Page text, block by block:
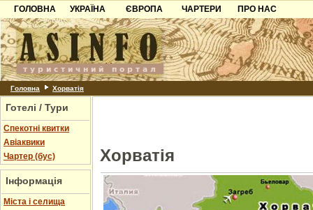
ГОЛОВНА
УКРАЇНА
Карпати
Азов
Причорноморря
Шацьк
ЄВРОПА
Чорногорія
Хорватія
Болгарія
ЧАРТЕРИ
ПРО НАС
Контакти
Партнерам
Додати готель
Головна Хорватія
Готелі / Тури
Спекотні квитки
Авіаквики
Чартер (бус)
Інформація
Міста і селища
Хорватія